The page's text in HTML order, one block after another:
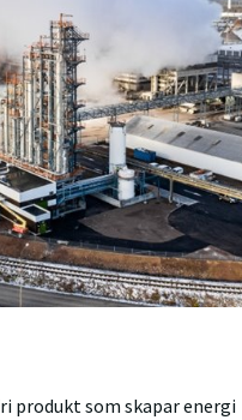
produkt som skapar energi